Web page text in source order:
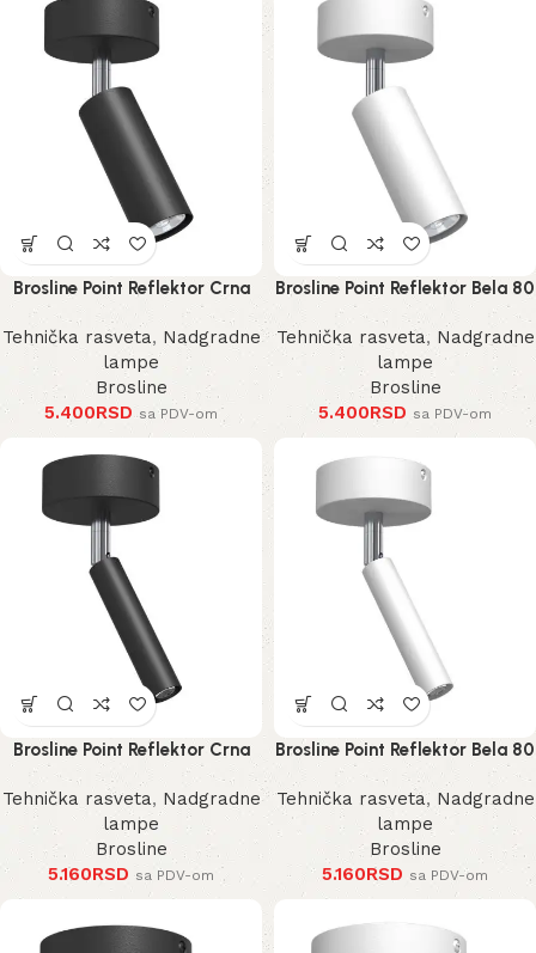
Brosline Point Reflektor Crna
80 mm 170 mm 2284 mm
Tehnička rasveta, Nadgradne
lampe
Brosline
5.400RSD sa PDV-om
Brosline Point Reflektor Bela 80
mm 170 mm 2285 mm
Tehnička rasveta, Nadgradne
lampe
Brosline
5.400RSD sa PDV-om
Brosline Point Reflektor Crna
80 mm 170 mm 2281 mm
Tehnička rasveta, Nadgradne
lampe
Brosline
5.160RSD sa PDV-om
Brosline Point Reflektor Bela 80
mm 170 mm 2283 mm
Tehnička rasveta, Nadgradne
lampe
Brosline
5.160RSD sa PDV-om